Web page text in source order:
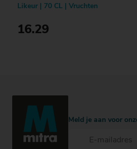
Likeur | 70 CL | Vruchten
16.29
Meld je aan voor